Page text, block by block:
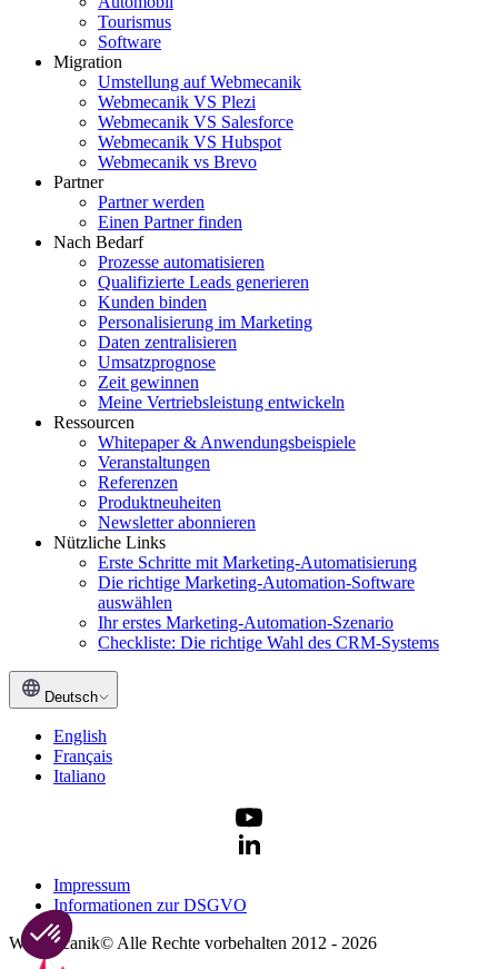
Tourismus
Software
Migration
Umstellung auf Webmecanik
Webmecanik VS Plezi
Webmecanik VS Salesforce
Webmecanik VS Hubspot
Webmecanik vs Brevo
Partner
Partner werden
Einen Partner finden
Nach Bedarf
Prozesse automatisieren
Qualifizierte Leads generieren
Kunden binden
Personalisierung im Marketing
Daten zentralisieren
Umsatzprognose
Zeit gewinnen
Meine Vertriebsleistung entwickeln
Ressourcen
Whitepaper & Anwendungsbeispiele
Veranstaltungen
Referenzen
Produktneuheiten
Newsletter abonnieren
Nützliche Links
Erste Schritte mit Marketing-Automatisierung
Die richtige Marketing-Automation-Software
auswählen
Ihr erstes Marketing-Automation-Szenario
Checkliste: Die richtige Wahl des CRM-Systems
Deutsch
English
Français
Italiano
Impressum
Informationen zur DSGVO
Webmecanik© Alle Rechte vorbehalten 2012 - 2026